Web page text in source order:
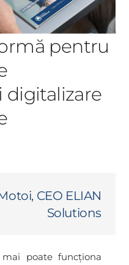
pentru
digitalizare
CEO ELIAN
Solutions
poate funcționa